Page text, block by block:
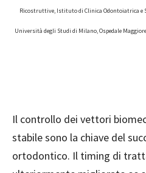
Ricostruttive, Istituto di Clinica Odontoiatrica e
Università degli Studi di Milano, Ospedale Maggiore
Il controllo dei vettori
stabile sono la chiave del
ortodontico. Il timing di